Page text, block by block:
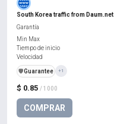
South Korea traffic from Daum.net
$ 0.85 / 1000
COMPRAR
Garantía
Min Max
Tiempo de inicio
Velocidad
️🛡️Guarantee +1